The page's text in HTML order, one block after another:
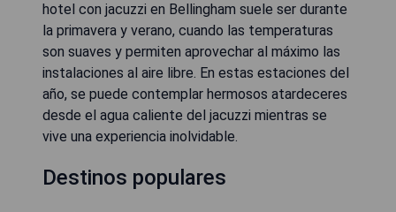
hotel con jacuzzi en Bellingham suele ser durante
la primavera y verano, cuando las temperaturas
son suaves y permiten aprovechar al máximo las
instalaciones al aire libre. En estas estaciones del
año, se puede contemplar hermosos atardeceres
desde el agua caliente del jacuzzi mientras se
vive una experiencia inolvidable.
Destinos populares